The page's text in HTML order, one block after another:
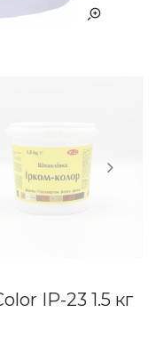
IР-23 1.5 кг